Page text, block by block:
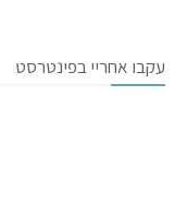
עקבו אחריי בפינטרסט